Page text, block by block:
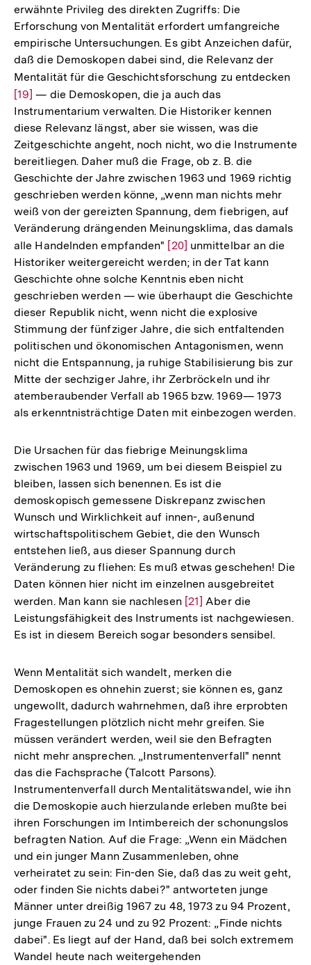
erwähnte Privileg des direkten Zugriffs: Die
Erforschung von Mentalität erfordert umfangreiche
empirische Untersuchungen. Es gibt Anzeichen dafür,
daß die Demoskopen dabei sind, die Relevanz der
Mentalität für die Geschichtsforschung zu entdecken
[19] — die Demoskopen, die ja auch das
Instrumentarium verwalten. Die Historiker kennen
diese Relevanz längst, aber sie wissen, was die
Zeitgeschichte angeht, noch nicht, wo die Instrumente
bereitliegen. Daher muß die Frage, ob z. B. die
Geschichte der Jahre zwischen 1963 und 1969 richtig
geschrieben werden könne, „wenn man nichts mehr
weiß von der gereizten Spannung, dem fiebrigen, auf
Veränderung drängenden Meinungsklima, das damals
alle Handelnden empfanden" Zur
Auflösung
der
Fußnote
[20] unmittelbar an die
Historiker weitergereicht werden; in der Tat kann
Geschichte ohne solche Kenntnis eben nicht
geschrieben werden — wie überhaupt die Geschichte
dieser Republik nicht, wenn nicht die explosive
Stimmung der fünfziger Jahre, die sich entfaltenden
politischen und ökonomischen Antagonismen, wenn
nicht die Entspannung, ja ruhige Stabilisierung bis zur
Mitte der sechziger Jahre, ihr Zerbröckeln und ihr
atemberaubender Verfall ab 1965 bzw. 1969— 1973
als erkenntnisträchtige Daten mit einbezogen werden.
Die Ursachen für das fiebrige Meinungsklima
zwischen 1963 und 1969, um bei diesem Beispiel zu
bleiben, lassen sich benennen. Es ist die
demoskopisch gemessene Diskrepanz zwischen
Wunsch und Wirklichkeit auf innen-, außenund
wirtschaftspolitischem Gebiet, die den Wunsch
entstehen ließ, aus dieser Spannung durch
Veränderung zu fliehen: Es muß etwas geschehen! Die
Daten können hier nicht im einzelnen ausgebreitet
werden. Man kann sie nachlesen Zur
Auflösung
der
[21] Aber die
Leistungsfähigkeit des Instruments ist nachgewiesen.
Es ist in diesem Bereich sogar besonders sensibel.
Wenn Mentalität sich wandelt, merken die
Demoskopen es ohnehin zuerst; sie können es, ganz
ungewollt, dadurch wahrnehmen, daß ihre erprobten
Fragestellungen plötzlich nicht mehr greifen. Sie
müssen verändert werden, weil sie den Befragten
nicht mehr ansprechen. „Instrumentenverfall" nennt
das die Fachsprache (Talcott Parsons).
Instrumentenverfall durch Mentalitätswandel, wie ihn
die Demoskopie auch hierzulande erleben mußte bei
ihren Forschungen im Intimbereich der schonungslos
befragten Nation. Auf die Frage: „Wenn ein Mädchen
und ein junger Mann Zusammenleben, ohne
verheiratet zu sein: Fin-den Sie, daß das zu weit geht,
oder finden Sie nichts dabei?" antworteten junge
Männer unter dreißig 1967 zu 48, 1973 zu 94 Prozent,
junge Frauen zu 24 und zu 92 Prozent: „Finde nichts
dabei". Es liegt auf der Hand, daß bei solch extremem
Wandel heute nach weitergehenden